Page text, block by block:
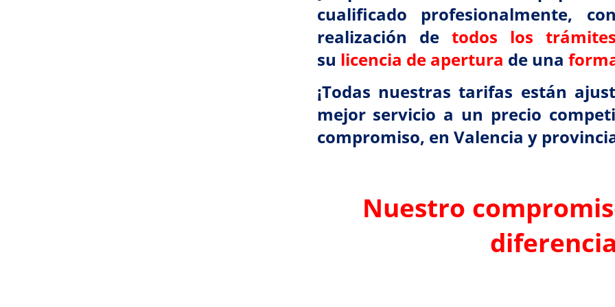
cualificado profesionalmente,
realización detodos los
su licencia de apertura de una
¡Todas nuestras tarifas están
mejor servicio a un precio
compromiso, en Valencia y
Nuestro